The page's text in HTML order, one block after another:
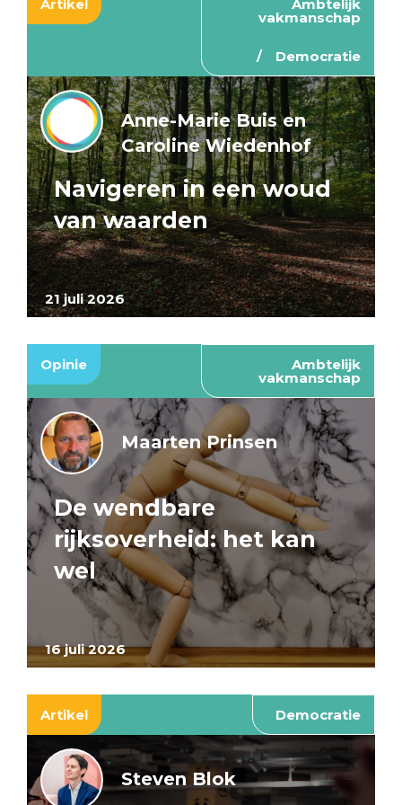
Artikel Ambtelijk
vakmanschap
Democratie
21 juli 2026
Anne-Marie Buis en
Caroline Wiedenhof
Navigeren in een woud
van waarden
Opinie Ambtelijk
vakmanschap
16 juli 2026
Maarten Prinsen
De wendbare
rijksoverheid: het kan
wel
Artikel Democratie
Steven Blok